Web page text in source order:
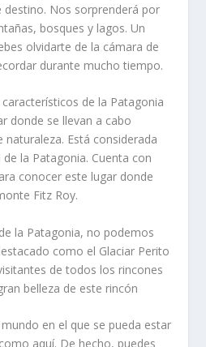
destino. Nos sorprenderá por
bosques y lagos. Un
olvidarte de la cámara de
durante mucho tiempo.
de la Patagonia
donde se llevan a cabo
Está considerada
la Patagonia. Cuenta con
conocer este lugar donde
Fitz Roy.
la Patagonia, no podemos
como el Glaciar Perito
de todos los rincones
belleza de este rincón
en el que se pueda estar
aquí. De hecho, puedes